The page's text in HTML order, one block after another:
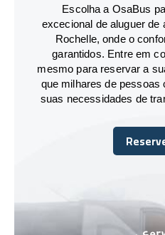
Escolha a OsaBus
excecional de aluguer de
Rochelle, onde o
garantidos. Entre em
mesmo para reservar a
que milhares de pessoas
suas necessidades de